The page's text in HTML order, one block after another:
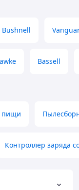
Bushnell
Bassell
пищи
Контроллер заряда